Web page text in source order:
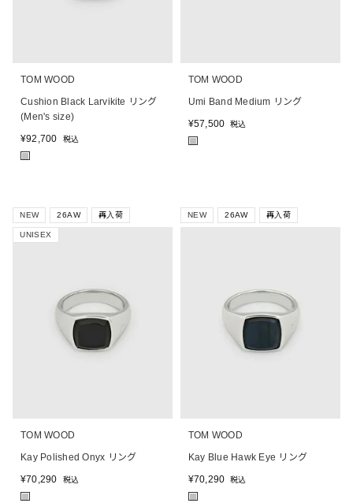
TOM WOOD
Cushion Black Larvikite リング
(Men's size)
¥92,700 税込
■
TOM WOOD
Umi Band Medium リング
¥57,500 税込
■
NEW 26AW 再入荷
UNISEX
TOM WOOD
Kay Polished Onyx リング
¥70,290 税込
■
NEW 26AW 再入荷
TOM WOOD
Kay Blue Hawk Eye リング
¥70,290 税込
■